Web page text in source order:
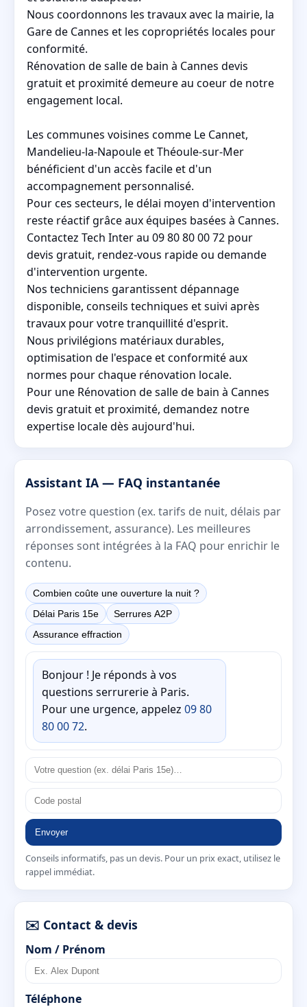
Nous coordonnons les travaux avec la mairie, la
Gare de Cannes et les copropriétés locales pour
conformité.
Rénovation de salle de bain à Cannes devis
gratuit et proximité demeure au coeur de notre
engagement local.
Les communes voisines comme Le Cannet,
Mandelieu-la-Napoule et Théoule-sur-Mer
bénéficient d'un accès facile et d'un
accompagnement personnalisé.
Pour ces secteurs, le délai moyen d'intervention
reste réactif grâce aux équipes basées à Cannes.
Contactez Tech Inter au 09 80 80 00 72 pour
devis gratuit, rendez-vous rapide ou demande
d'intervention urgente.
Nos techniciens garantissent dépannage
disponible, conseils techniques et suivi après
travaux pour votre tranquillité d'esprit.
Nous privilégions matériaux durables,
optimisation de l'espace et conformité aux
normes pour chaque rénovation locale.
Pour une Rénovation de salle de bain à Cannes
devis gratuit et proximité, demandez notre
expertise locale dès aujourd'hui.
Assistant IA — FAQ instantanée
Posez votre question (ex. tarifs de nuit, délais par
arrondissement, assurance). Les meilleures
réponses sont intégrées à la FAQ pour enrichir le
contenu.
Combien coûte une ouverture la nuit ?
Délai Paris 15e
Serrures A2P
Assurance effraction
Bonjour ! Je réponds à vos
questions serrurerie à Paris.
Pour une urgence, appelez 09 80
80 00 72.
Envoyer
Conseils informatifs, pas un devis. Pour un prix exact, utilisez le
rappel immédiat.
✉️ Contact & devis
Nom / Prénom
Téléphone